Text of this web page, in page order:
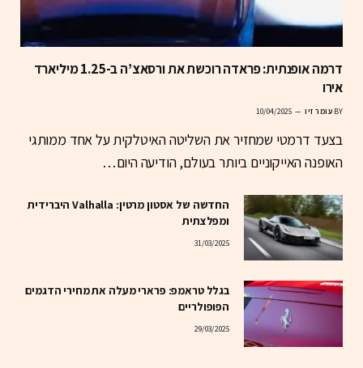
דרמה אופנתית: פראדה רוכשת את ורסאצ’ה ב-1.25 מיליארד
אירו
BY עומר זיו 10/04/2025
בצעד דרמטי שמחזיר את השליטה האיטלקית על אחד ממותגי
האופנה האייקוניים ביותר בעולם, הודיעה היום…
החדשה של אסטון מרטין: Valhalla היברידית
ומפלצתית
31/03/2025
בגלל טראמפ: פרארי מעלה את מחירי הדגמים
הפופולריים
29/03/2025